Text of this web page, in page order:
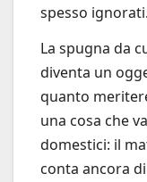
spesso ignorati.
La spugna da
diventa un
quanto
una cosa che
domestici: il
conta ancora